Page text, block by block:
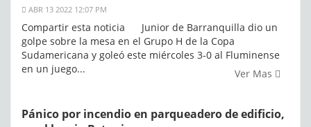
ABR 13 2022 12:07 PM
Compartir esta noticia Junior de Barranquilla dio un
golpe sobre la mesa en el Grupo H de la Copa
Sudamericana y goleó este miércoles 3-0 al Fluminense
en un juego...
Ver Mas
Pánico por incendio en parqueadero de edificio,